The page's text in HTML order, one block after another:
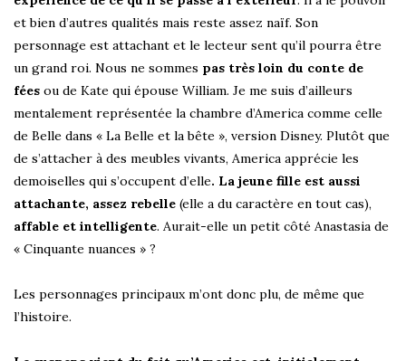
et bien d’autres qualités mais reste assez naïf. Son
personnage est attachant et le lecteur sent qu’il pourra être
un grand roi. Nous ne sommes pas très loin du conte de
fées ou de Kate qui épouse William. Je me suis d’ailleurs
mentalement représentée la chambre d’America comme celle
de Belle dans « La Belle et la bête », version Disney. Plutôt que
de s’attacher à des meubles vivants, America apprécie les
demoiselles qui s’occupent d’elle. La jeune fille est aussi
attachante, assez rebelle (elle a du caractère en tout cas),
affable et intelligente. Aurait-elle un petit côté Anastasia de
« Cinquante nuances » ?
Les personnages principaux m’ont donc plu, de même que
l’histoire.